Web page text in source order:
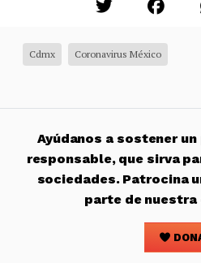
Cdmx Coronavirus México
Ayúdanos a sostener
responsable, que sirva
sociedades. Patrocina
parte de nuestra